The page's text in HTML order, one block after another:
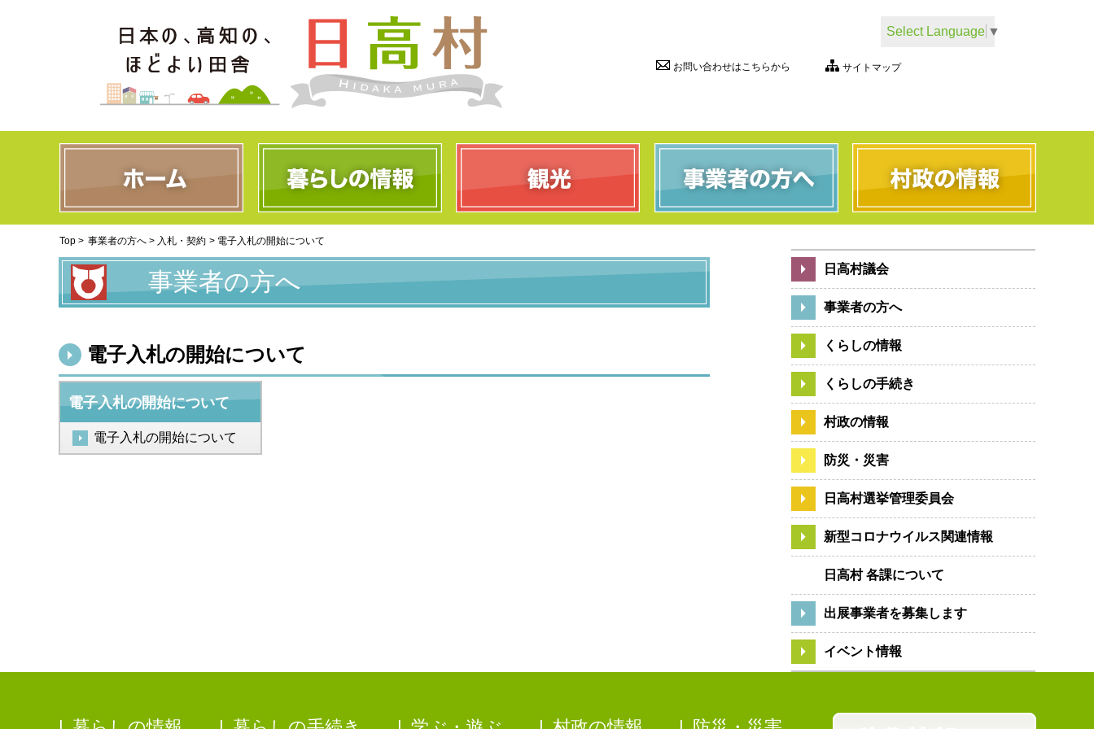
Select Language ▼
お問い合わせはこちらから サイトマップ
Top > 事業者の方へ > 入札・契約 > 電子入札の開始について
事業者の方へ
電子入札の開始について
電子入札の開始について
電子入札の開始について
日高村議会
事業者の方へ
くらしの情報
くらしの手続き
村政の情報
防災・災害
日高村選挙管理委員会
新型コロナウイルス関連情報
日高村 各課について
出展事業者を募集します
イベント情報